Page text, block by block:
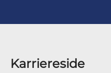
Karriereside